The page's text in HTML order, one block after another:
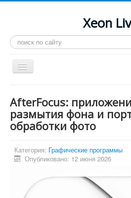
Xeon
Искать...
Toggle
Navigation
LGA 2011-3
LGA 2011
Инструкции
Конференция
AfterFocus:
размытия фона и
обработки фото
Категория: Графические программы
Опубликовано: 12 июня 2026